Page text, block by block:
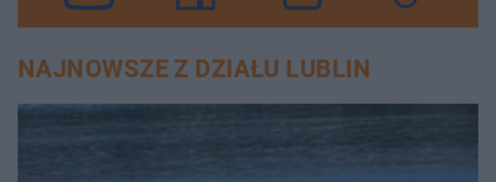
NAJNOWSZE Z DZIAŁU LUBLIN